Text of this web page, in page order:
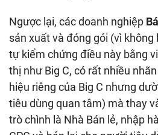
Ngược lại, các doanh nghiệp
sản xuất và đóng gói (vì
tự kiểm chứng điều này bằng
thị như Big C, có rất nhiều
hiệu riêng của Big C nhưng
tiêu dùng quan tâm) mà thay
trò chình là Nhà Bán lẻ, nhập